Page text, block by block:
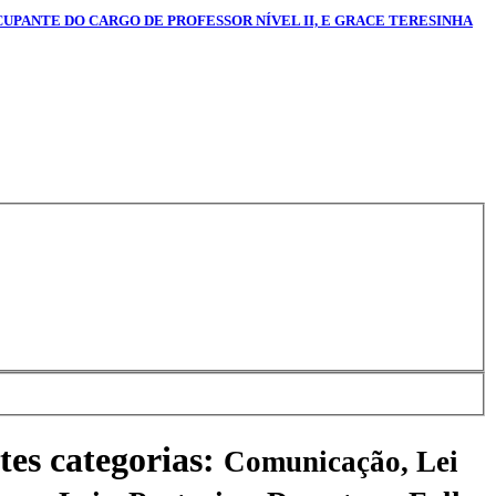
DO CARGO DE PROFESSOR NÍVEL II, E GRACE TERESINHA
categorias: Comunicação, Lei